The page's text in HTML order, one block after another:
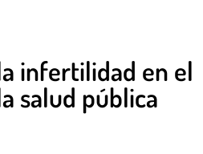
infertilidad en el
salud pública